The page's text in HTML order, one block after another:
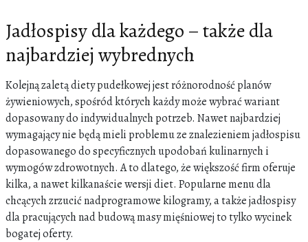
Jadłospisy dla każdego – także dla
najbardziej wybrednych
Kolejną zaletą diety pudełkowej jest różnorodność planów
żywieniowych, spośród których każdy może wybrać wariant
dopasowany do indywidualnych potrzeb. Nawet najbardziej
wymagający nie będą mieli problemu ze znalezieniem jadłospisu
dopasowanego do specyficznych upodobań kulinarnych i
wymogów zdrowotnych. A to dlatego, że większość firm oferuje
kilka, a nawet kilkanaście wersji diet. Popularne menu dla
chcących zrzucić nadprogramowe kilogramy, a także jadłospisy
dla pracujących nad budową masy mięśniowej to tylko wycinek
bogatej oferty.